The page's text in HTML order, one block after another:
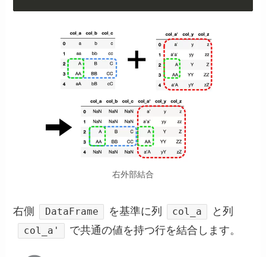
右外部結合
右側 DataFrame を基準に列 col_a と列
col_a' で共通の値を持つ行を結合します。